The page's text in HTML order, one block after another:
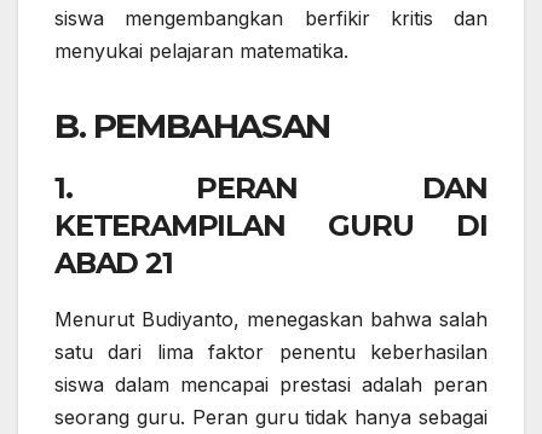
siswa mengembangkan berfikir kritis dan
menyukai pelajaran matematika.
B. PEMBAHASAN
1. PERAN DAN
KETERAMPILAN GURU DI
ABAD 21
Menurut Budiyanto, menegaskan bahwa salah
satu dari lima faktor penentu keberhasilan
siswa dalam mencapai prestasi adalah peran
seorang guru. Peran guru tidak hanya sebagai